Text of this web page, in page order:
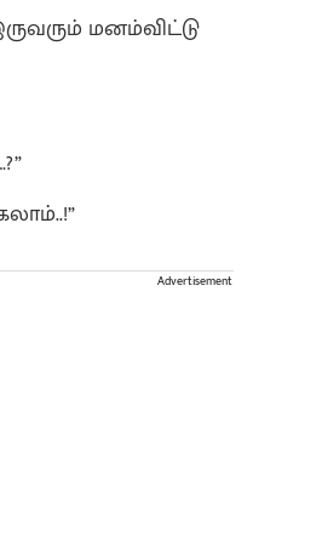
மனம்விட்டு
Advertisement